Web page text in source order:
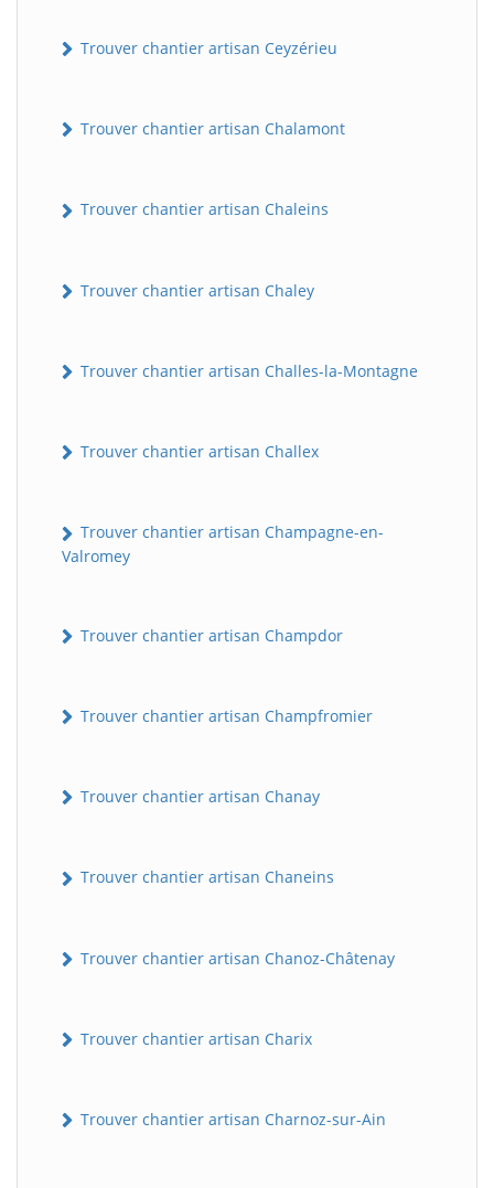
Trouver chantier artisan Ceyzérieu
Trouver chantier artisan Chalamont
Trouver chantier artisan Chaleins
Trouver chantier artisan Chaley
Trouver chantier artisan Challes-la-Montagne
Trouver chantier artisan Challex
Trouver chantier artisan Champagne-en-
Valromey
Trouver chantier artisan Champdor
Trouver chantier artisan Champfromier
Trouver chantier artisan Chanay
Trouver chantier artisan Chaneins
Trouver chantier artisan Chanoz-Châtenay
Trouver chantier artisan Charix
Trouver chantier artisan Charnoz-sur-Ain